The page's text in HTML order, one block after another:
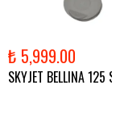
₺ 5,999.00
SKYJET BELLINA 125